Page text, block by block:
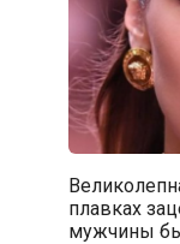
плавках
мужчины